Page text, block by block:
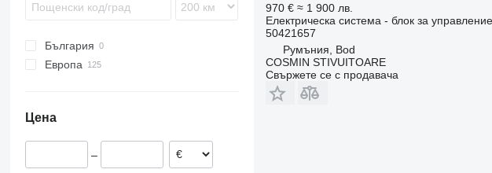
България
Европа
Цена
–
970 € ≈ 1 900 лв.
Електрическа система - блок за управление
50421657
Румъния, Bod
COSMIN STIVUITOARE
Свържете се с продавача